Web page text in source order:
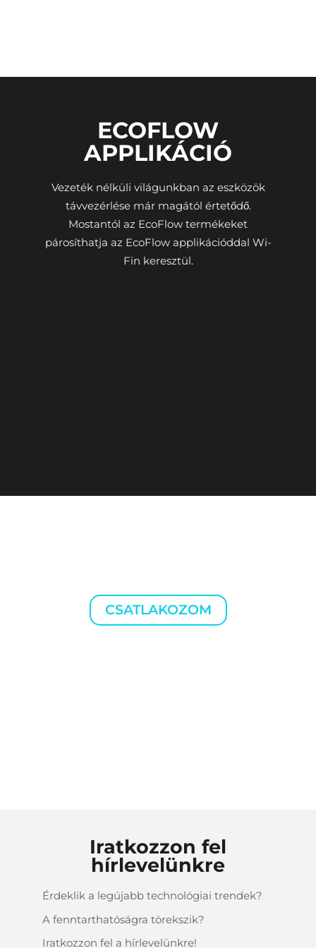
ECOFLOW
APPLIKÁCIÓ
Vezeték nélküli világunkban az eszközök
távvezérlése már magától értetődő.
Mostantól az EcoFlow termékeket
párosíthatja az EcoFlow applikációddal Wi-
Fin keresztül.
CSATLAKOZOM
Iratkozzon fel
hírlevelünkre
Érdeklik a legújabb technológiai trendek?
A fenntarthatóságra törekszik?
Iratkozzon fel a hírlevelünkre!